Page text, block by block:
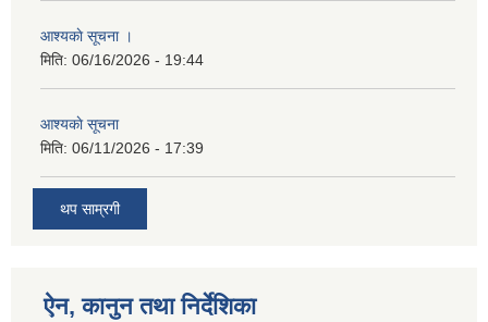
आश्यकाे सूचना ।
मिति: 06/16/2026 - 19:44
आश्यकाे सूचना
मिति: 06/11/2026 - 17:39
थप साम्रगी
ऐन, कानुन तथा निर्देशिका